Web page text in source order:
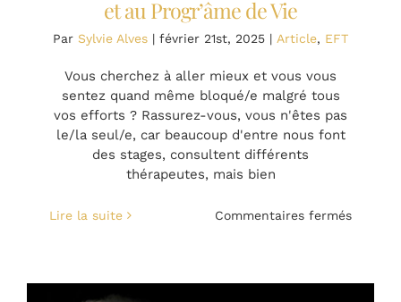
et au Progr’âme de Vie
Par Sylvie Alves | février 21st, 2025 | Article, EFT
Vous cherchez à aller mieux et vous vous
sentez quand même bloqué/e malgré tous
vos efforts ? Rassurez-vous, vous n'êtes pas
le/la seul/e, car beaucoup d'entre nous font
des stages, consultent différents
thérapeutes, mais bien
Lire la suite Commentaires ferméssur